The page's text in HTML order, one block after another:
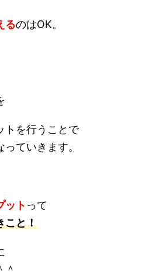
るのはOK。
トを行うことで
ていきます。
ット って
こと！
＾